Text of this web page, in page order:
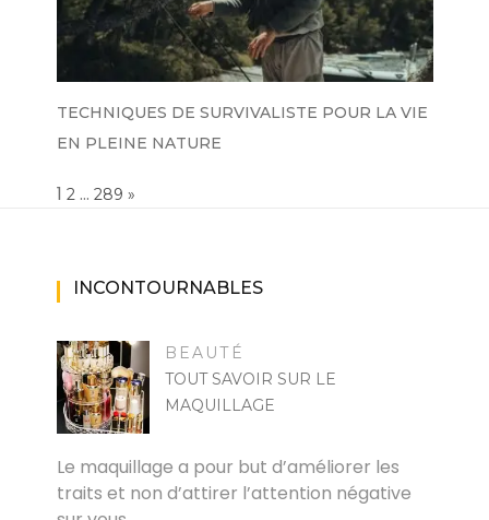
TECHNIQUES DE SURVIVALISTE POUR LA VIE
EN PLEINE NATURE
Page:
1 2 … 289 NEXT
»
INCONTOURNABLES
BEAUTÉ
TOUT SAVOIR SUR LE
MAQUILLAGE
Le maquillage a pour but d’améliorer les
traits et non d’attirer l’attention négative